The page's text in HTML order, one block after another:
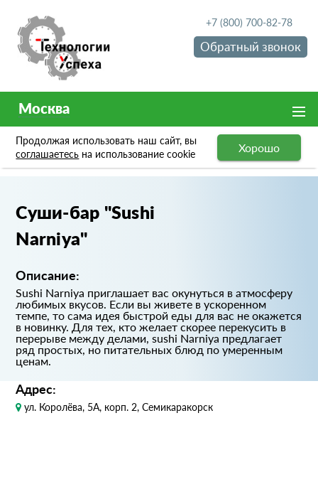
+7 (800) 700-82-78
Обратный звонок
Москва
Продолжая использовать наш сайт, вы
соглашаетесь на использование cookie Хорошо
Портфолио Суши-бар "Sushi Narniya"
Суши-бар "Sushi
Narniya"
Описание:
Sushi Narniya приглашает вас окунуться в атмосферу
любимых вкусов. Если вы живете в ускоренном
темпе, то сама идея быстрой еды для вас не окажется
в новинку. Для тех, кто желает скорее перекусить в
перерыве между делами, sushi Narniya предлагает
ряд простых, но питательных блюд по умеренным
ценам.
Адрес:
ул. Королёва, 5А, корп. 2, Семикаракорск